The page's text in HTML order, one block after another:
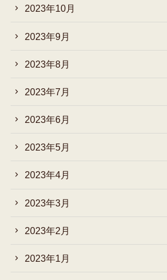
2023年10月
2023年9月
2023年8月
2023年7月
2023年6月
2023年5月
2023年4月
2023年3月
2023年2月
2023年1月